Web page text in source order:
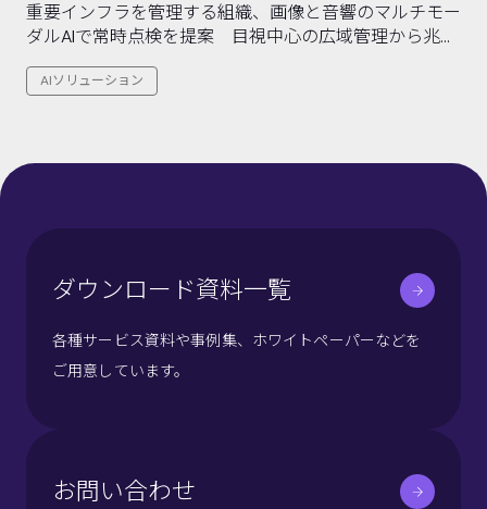
重要インフラを管理する組織、画像と音響のマルチモー
ダルAIで常時点検を提案 目視中心の広域管理から兆候
の早期検知へ転換
AIソリューション
ダウンロード資料一覧
各種サービス資料や事例集、ホワイトペーパーなどを
ご用意しています。
お問い合わせ